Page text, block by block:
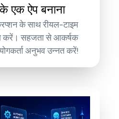
एक ऐप बनाना
के साथ रीयल-टाइम
करें। सहजता से आकर्षक
अनुभव उन्नत करें!